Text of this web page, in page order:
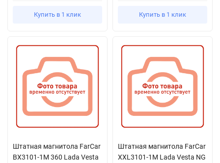
Купить в 1 клик Купить в 1 клик
Штатная магнитола FarCar
BX3101-1M 360 Lada Vesta
Штатная магнитола FarCar
XXL3101-1M Lada Vesta NG